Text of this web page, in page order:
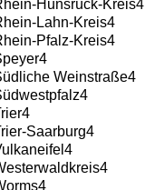
Hunsrück-Kreis4
Lahn-Kreis4
Pfalz-Kreis4
4
Weinstraße4
4
4
Saarburg4
4
4
4